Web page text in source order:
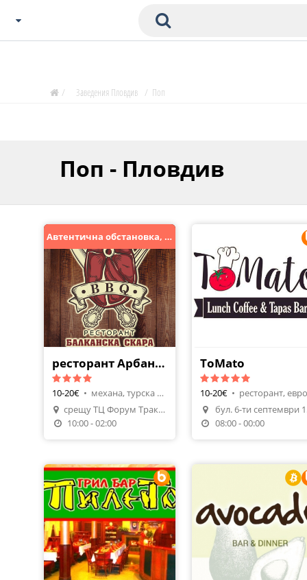
Всички останали
/ Заведения Пловдив / Поп
Поп - Пловдив
Направи Резервация
Автентична обстановка, традиционна българска кухня!
ресторант Арбанаси
10-20€ •
механа, турска кухня
срещу ТЦ Форум Тракия ул.Шипка 8
10:00 - 02:00
Направи Резервация
ToMato
10-20€ •
08:00 - 00:00